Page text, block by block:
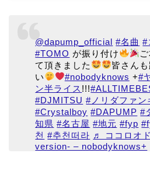
@dapump_official #名曲 #
#TOMO が振り付け
て頂きました
皆さん
い
#nobodyknows +#
ン半ライス !!!
#DJMITSU #ノリダファン
#Crystalboy #DAPUMP #
知県 #名古屋 #地元 #fyp
천 #추천떠라 ♬ ココロオ
version- – nobodyknows+